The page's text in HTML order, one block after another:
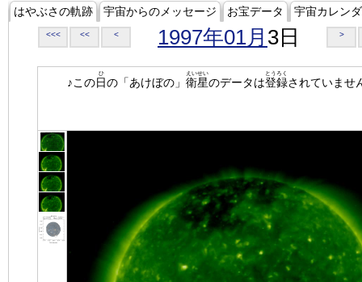
はやぶさの軌跡 宇宙からのメッセージ お宝データ 宇宙カレン
<<< << < 1997年01月 3日 >
♪この日
ひ
の「あけぼの」 衛星
えいせい
のデータは登録
とうろく
されていませ